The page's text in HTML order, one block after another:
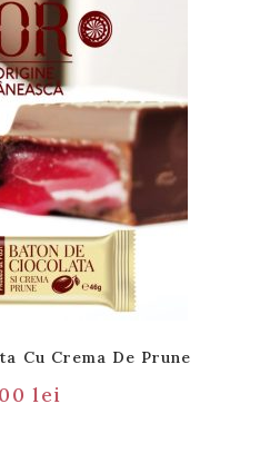
Cu Crema De Prune
lei